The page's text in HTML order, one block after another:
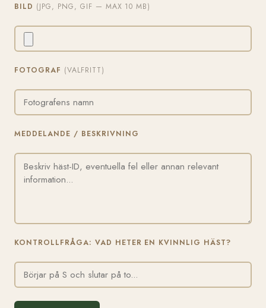
BILD (JPG, PNG, GIF — MAX 10 MB)
FOTOGRAF (VALFRITT)
MEDDELANDE / BESKRIVNING
KONTROLLFRÅGA: VAD HETER EN KVINNLIG HÄST?